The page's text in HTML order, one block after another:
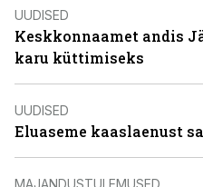
UUDISED
Keskkonnaamet andis
karu küttimiseks
UUDISED
Eluaseme kaaslaenust
MAJANDUSTULEMUSED